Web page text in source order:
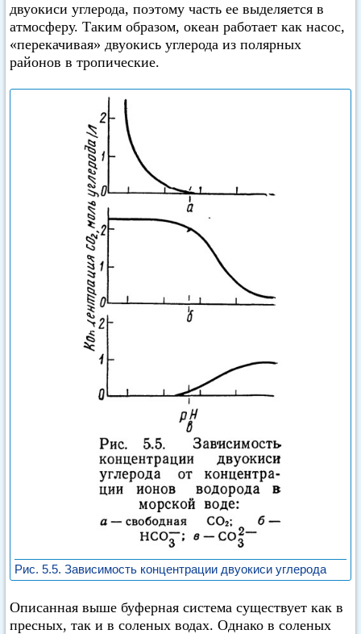
двуокиси углерода, поэтому часть ее выделяется в
атмосферу. Таким образом, океан работает как насос,
«перекачивая» двуокись углерода из полярных
районов в тропические.
Рис. 5.5. Зависимость концентрации двуокиси углерода
Описанная выше буферная система существует как в
пресных, так и в соленых водах. Однако в соленых